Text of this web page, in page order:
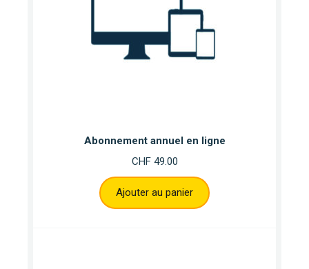
Abonnement annuel en ligne
CHF49.00
Ajouter au panier